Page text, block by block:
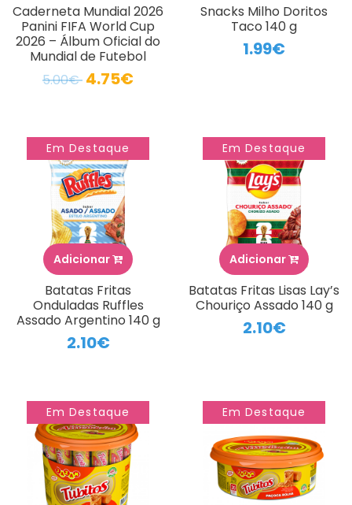
Caderneta Mundial 2026
Panini FIFA World Cup
2026 – Álbum Oficial do
Mundial de Futebol
5.00€ 4.75€
Snacks Milho Doritos
Taco 140 g
1.99€
Em Destaque
Adicionar
Batatas Fritas
Onduladas Ruffles
Assado Argentino 140 g
2.10€
Em Destaque
Adicionar
Batatas Fritas Lisas Lay’s
Chouriço Assado 140 g
2.10€
Em Destaque Em Destaque